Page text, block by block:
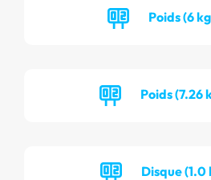
Poids (6
Poids (7.26
Disque (1.0